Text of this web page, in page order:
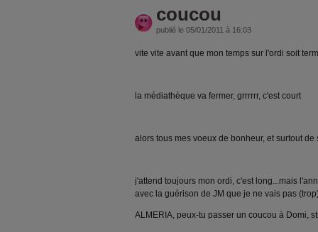
coucou
publié le 05/01/2011 à 16:03
vite vite avant que mon temps sur l'ordi soit
la médiathèque va fermer, grrrrrr, c'est court
alors tous mes voeux de bonheur, et surtout de
j'attend toujours mon ordi, c'est long...mais
avec la guérison de JM que je ne vais pas
ALMERIA, peux-tu passer un coucou à Domi,